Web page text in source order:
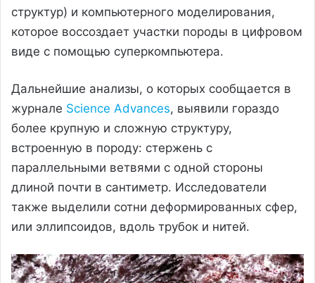
структур) и компьютерного моделирования,
которое воссоздает участки породы в цифровом
виде с помощью суперкомпьютера.
Дальнейшие анализы, о которых сообщается в
журнале Science Advances, выявили гораздо
более крупную и сложную структуру,
встроенную в породу: стержень с
параллельными ветвями с одной стороны
длиной почти в сантиметр. Исследователи
также выделили сотни деформированных сфер,
или эллипсоидов, вдоль трубок и нитей.